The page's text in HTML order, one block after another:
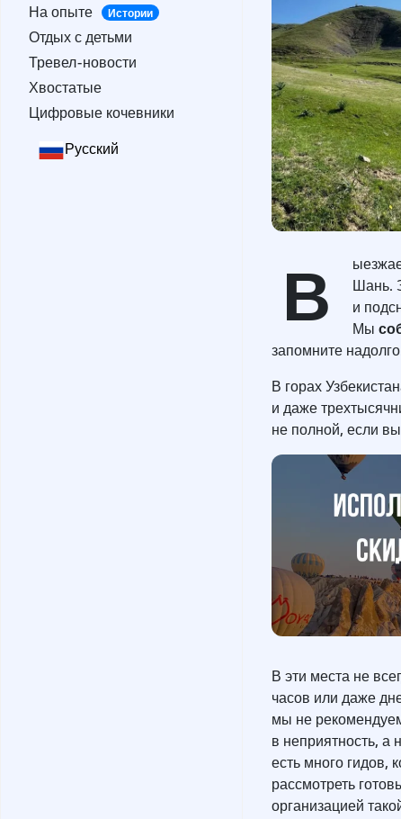
Отдых с детьми
Тревел-новости
Хвостатые
Цифровые кочевники
На опыте
Истории
Отдых с детьми
Тревел-новости
Хвостатые
Цифровые кочевники
Русский
В
Шань.
и
Мы
запомните
В горах
и даже
не полной, если
В эти места не
часов или даже
мы не
в неприятность, а
есть много гидов,
рассмотреть
организацией